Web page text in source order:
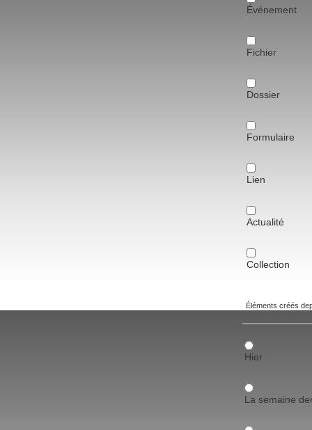
Événement
Fichier
Dossier
Formulaire
Lien
Actualité
Collection
Éléments créés
Hier
La semaine